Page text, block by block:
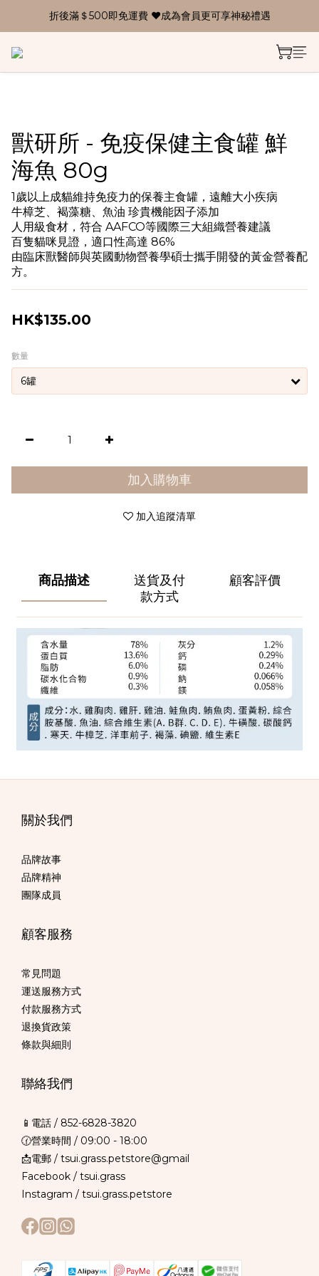
折後滿＄500即免運費 ❤成為會員更可享神秘禮遇
獸研所 - 免疫保健主食罐 鮮
海魚 80g
1歲以上成貓維持免疫力的保養主食罐，遠離大小疾病
牛樟芝、褐藻糖、魚油 珍貴機能因子添加
人用級食材，符合 AAFCO等國際三大組織營養建議
百隻貓咪見證，適口性高達 86%
由臨床獸醫師與英國動物營養學碩士攜手開發的黃金營養配
方。
HK$135.00
數量
加入購物車
加入追蹤清單
商品描述
送貨及付
款方式
顧客評價
關於我們
品牌故事
品牌精神
團隊成員
顧客服務
常見問題
運送服務方式
付款服務方式
退換貨政策
條款與細則
聯絡我們
📱電話 / 852-6828-3820
🕜營業時間 / 09:00 - 18:00
📩電郵 / tsui.grass.petstore@gmail
Facebook / tsui.grass
Instagram / tsui.grass.petstore